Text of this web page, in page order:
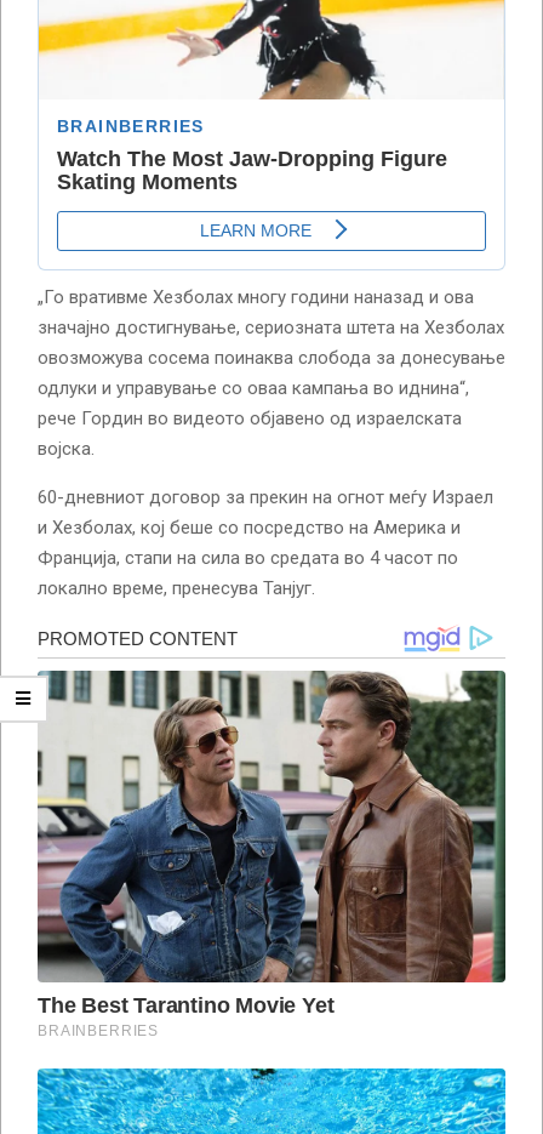
„Го вративме Хезболах многу години наназад и ова
значајно достигнување, сериозната штета на Хезболах
овозможува сосема поинаква слобода за донесување
одлуки и управување со оваа кампања во иднина“,
рече Гордин во видеото објавено од израелската
војска.
60-дневниот договор за прекин на огнот меѓу Израел
и Хезболах, кој беше со посредство на Америка и
Франција, стапи на сила во средата во 4 часот по
локално време, пренесува Танјуг.